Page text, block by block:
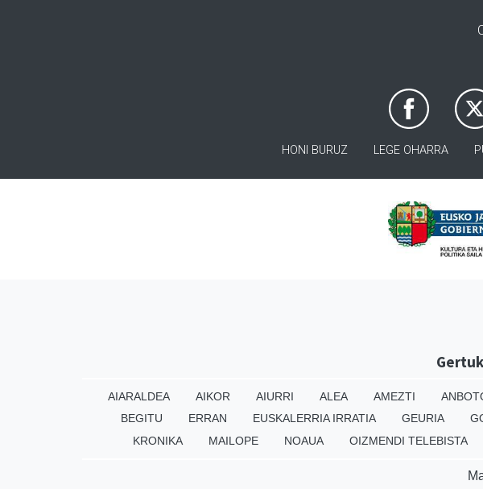
HONI BURUZ LEGE OHARRA
AIARALDEA AIKOR AIURRI ALEA AMEZTI
BEGITU
ERRAN EUSKALERRIA IRRATIA GEURIA
KRONIKA
MAILOPE NOAUA OIZMENDI TELEBISTA